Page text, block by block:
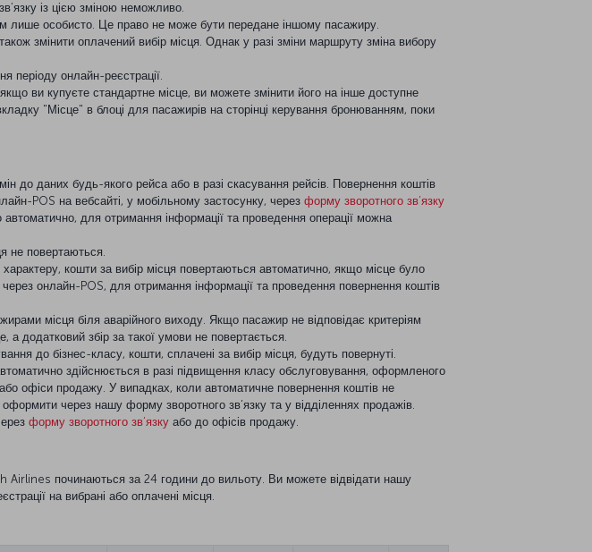
із цією зміною неможливо.
лише особисто. Це право не може бути передане іншому пасажиру.
змінити оплачений вибір місця. Однак у разі зміни маршруту зміна вибору
періоду онлайн-реєстрації.
ви купуєте стандартне місце, ви можете змінити його на інше доступне
"Місце" в блоці для пасажирів на сторінці керування бронюванням, поки
до даних будь-якого рейса або в разі скасування рейсів. Повернення коштів
POS на вебсайті, у мобільному застосунку, через форму зворотного зв’язку
для отримання інформації та проведення операції можна
не повертаються.
кошти за вибір місця повертаються автоматично, якщо місце було
онлайн-POS, для отримання інформації та проведення повернення коштів
місця біля аварійного виходу. Якщо пасажир не відповідає критеріям
а додатковий збір за такої умови не повертається.
до бізнес-класу, кошти, сплачені за вибір місця, будуть повернуті.
здійснюється в разі підвищення класу обслуговування, оформленого
або офіси продажу. У випадках, коли автоматичне повернення коштів не
через нашу форму зворотного зв’язку та у відділеннях продажів.
форму зворотного зв’язку або до офісів продажу.
Airlines починаються за 24 години до вильоту. Ви можете відвідати нашу
на вибрані або оплачені місця.